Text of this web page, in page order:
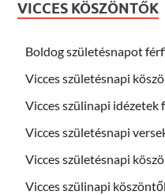
VICCES KÖSZÖNTŐK
Boldog születésnapot
Vicces születésnapi
Vicces szülinapi idézetek
Vicces születésnapi
Vicces születésnapi
Vicces szülinapi